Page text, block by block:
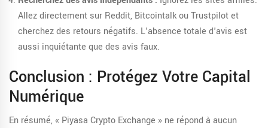
Allez directement sur Reddit, Bitcointalk ou Trustpilot et
cherchez des retours négatifs. L'absence totale d'avis est
aussi inquiétante que des avis faux.
Conclusion : Protégez Votre Capital
Numérique
En résumé, « Piyasa Crypto Exchange » ne répond à aucun